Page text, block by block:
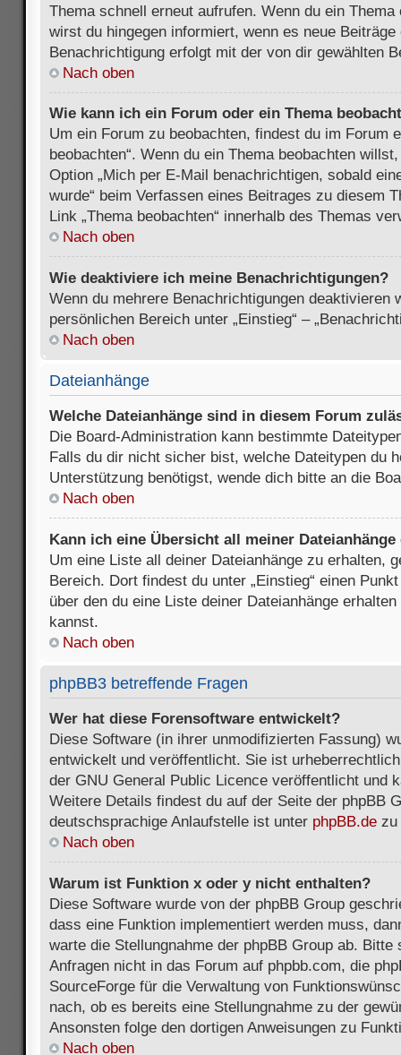
Thema schnell erneut aufrufen. Wenn du ein
wirst du hingegen informiert, wenn es neue
Benachrichtigung erfolgt mit der von dir gewählten
Nach oben
Wie kann ich ein Forum oder ein Thema
Um ein Forum zu beobachten, findest du im Forum
beobachten“. Wenn du ein Thema beobachten
Option „Mich per E-Mail benachrichtigen, sobald
wurde“ beim Verfassen eines Beitrages zu diesem
Link „Thema beobachten“ innerhalb des Themas
Nach oben
Wie deaktiviere ich meine Benachrichtigungen?
Wenn du mehrere Benachrichtigungen deaktivieren
persönlichen Bereich unter „Einstieg“ –
Nach oben
Dateianhänge
Welche Dateianhänge sind in diesem Forum
Die Board-Administration kann bestimmte
Falls du dir nicht sicher bist, welche Dateitypen du
Unterstützung benötigst, wende dich bitte an die
Nach oben
Kann ich eine Übersicht all meiner Dateianhänge
Um eine Liste all deiner Dateianhänge zu erhalten,
Bereich. Dort findest du unter „Einstieg“ einen
über den du eine Liste deiner Dateianhänge
kannst.
Nach oben
phpBB3 betreffende Fragen
Wer hat diese Forensoftware entwickelt?
Diese Software (in ihrer unmodifizierten Fassung)
entwickelt und veröffentlicht. Sie ist
der GNU General Public Licence veröffentlicht und
Weitere Details findest du auf der Seite der phpBB
deutschsprachige Anlaufstelle ist unter phpBB.de zu
Nach oben
Warum ist Funktion x oder y nicht enthalten?
Diese Software wurde von der phpBB Group
dass eine Funktion implementiert werden muss,
warte die Stellungnahme der phpBB Group ab. Bitte
Anfragen nicht in das Forum auf phpbb.com, die
SourceForge für die Verwaltung von
nach, ob es bereits eine Stellungnahme zu der
Ansonsten folge den dortigen Anweisungen zu
Nach oben